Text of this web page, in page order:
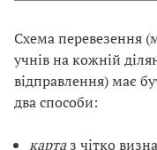
Схема перевезення
учнів на кожній
відправлення) має
два способи:
картаз чітко